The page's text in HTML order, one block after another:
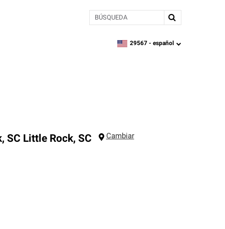
BÚSQUEDA
zipcode,language
29567 - español
SC Little Rock, SC Cambiar